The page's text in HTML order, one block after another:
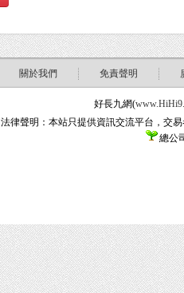
關於我們 免責聲明
好長九網(
法律聲明：本站只提供資訊交流平台，交
總公